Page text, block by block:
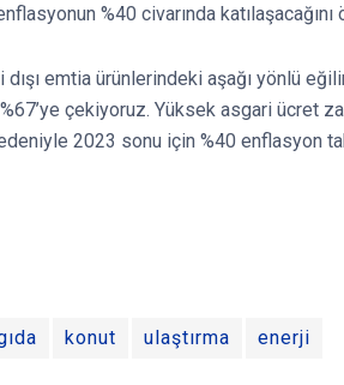
%40 civarında katılaşacağını
emtia ürünlerindeki aşağı yönlü
çekiyoruz. Yüksek asgari ücret
2023 sonu için %40 enflasyon
konut ulaştırma enerji